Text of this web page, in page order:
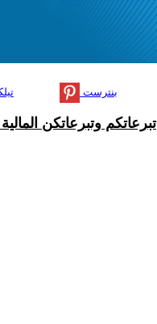
بنترست
تبرعاتكم وتبرعاتكن